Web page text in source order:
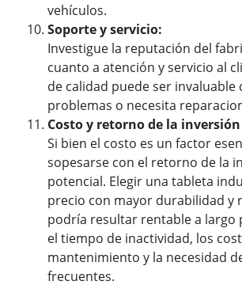
vehículos.
Soporte y servicio:
Investigue la reputación del
cuanto a atención y servicio al
de calidad puede ser invaluable
problemas o necesita
Costo y retorno de la inversión
Si bien el costo es un factor
sopesarse con el retorno de la
potencial. Elegir una tableta
precio con mayor durabilidad y
podría resultar rentable a largo
el tiempo de inactividad, los
mantenimiento y la necesidad
frecuentes.